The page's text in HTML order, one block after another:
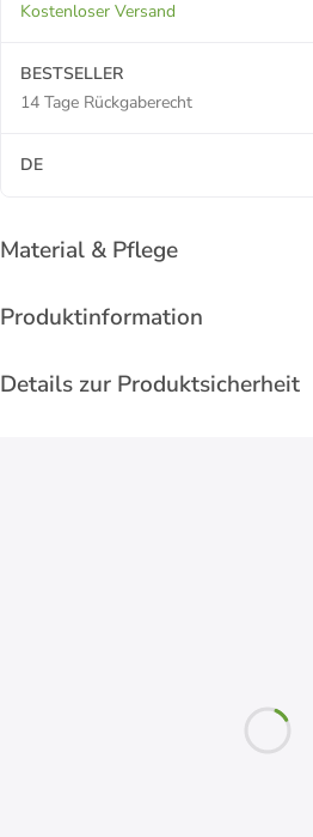
Kostenloser Versand
BESTSELLER
14 Tage Rückgaberecht
DE
Material & Pflege
Produktinformation
Details zur Produktsicherheit